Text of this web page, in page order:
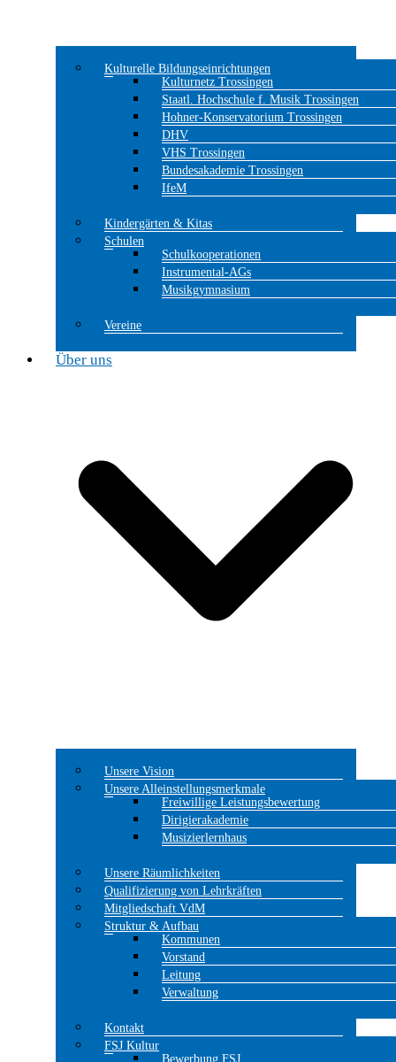
Kulturelle Bildungseinrichtungen
Kulturnetz Trossingen
Staatl. Hochschule f. Musik Trossingen
Hohner-Konservatorium Trossingen
DHV
VHS Trossingen
Bundesakademie Trossingen
IfeM
Kindergärten & Kitas
Schulen
Schulkooperationen
Instrumental-AGs
Musikgymnasium
Vereine
Über uns
Unsere Vision
Unsere Alleinstellungsmerkmale
Freiwillige Leistungsbewertung
Dirigierakademie
Musizierlernhaus
Unsere Räumlichkeiten
Qualifizierung von Lehrkräften
Mitgliedschaft VdM
Struktur & Aufbau
Kommunen
Vorstand
Leitung
Verwaltung
Kontakt
FSJ Kultur
Bewerbung FSJ